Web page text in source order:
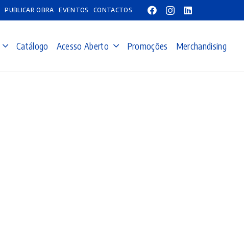
PUBLICAR OBRA EVENTOS CONTACTOS
Catálogo Acesso Aberto Promoções Merchandising